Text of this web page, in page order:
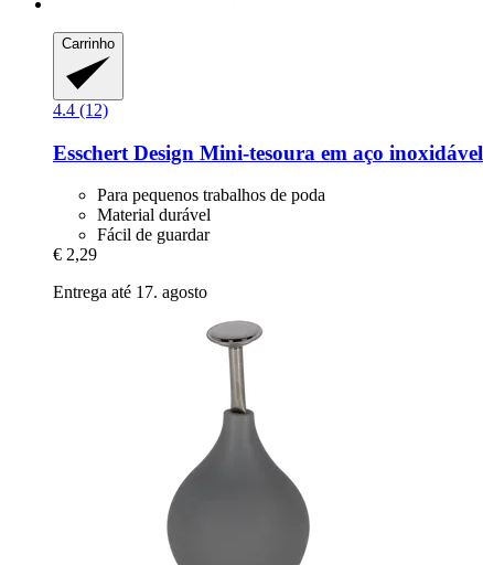
Carrinho
4.4 (12)
Esschert Design Mini-​tesoura em aço inoxidável
Para pequenos trabalhos de poda
Material durável
Fácil de guardar
€ 2,29
Entrega até 17. agosto